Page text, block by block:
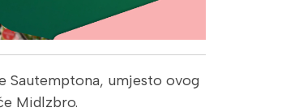
Sautemptona, umjesto ovog
Midlzbro.